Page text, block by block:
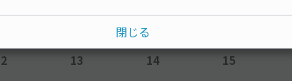
¥350 ¥350
13 14 15
閉じる